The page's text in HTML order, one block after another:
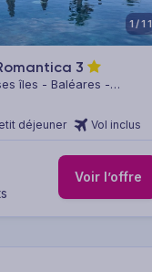
1/11
3
îles - Baléares -
déjeuner Vol inclus
Voir l’offre